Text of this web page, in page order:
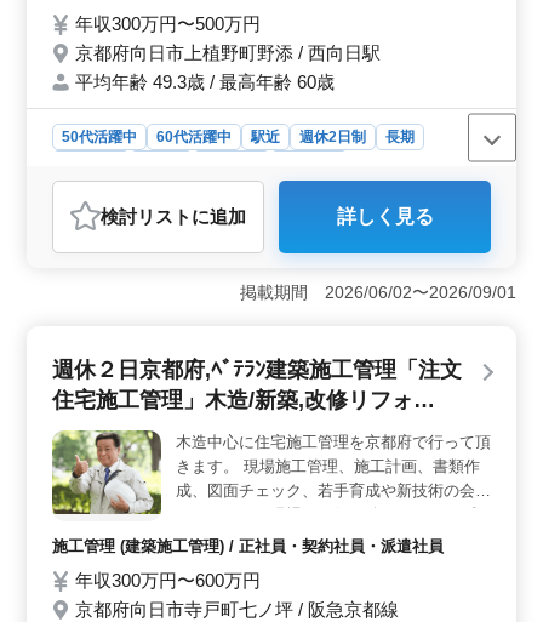
ン層採用積極的に行っております☆ アット
ホームな社労士事務所です！ まずお気軽に
お問い合わせください♪
年収300万円〜500万円
京都府向日市上植野町野添 / 西向日駅
平均年齢 49.3歳 / 最高年齢 60歳
50代活躍中 60代活躍中 駅近 週休2日制
長期
社労士事務所
おすすめポイント
＜スキル活かす＞ 社労士業務全般に携わり、経験を活
かせる環境です。社会保険手続きや給与計算、人材育成
相談まで多岐にわたり、専門スキルの幅広い発揮が期待
ス＞ 完全週休2日制で駅近です。アットホームな雰囲気
で働きやすい環境です。社会保険完備で安心感があり、
に採用されており、経験を活かし新たなステージで活躍
できます。 ＜働く喜び＞ 年齢に関係なく、ベテラ
ンの方々がアットホームに協力できます。助成金業務や
労務トラブル対応など、やりがいのある業務が充実して
います。向日市の社労士事務所で、地域社会に貢献し、
やりがいを感じながら働くことができます。
検討リスト に追加 詳しく見る
掲載期間 2026/06/02〜2026/09/01
週休２日京都府,ﾍﾞﾃﾗﾝ建築施工管理「注文
住宅施工管理」木造/新築,改修リフォ…
木造中心に住宅施工管理を京都府で行って頂
きます。 現場施工管理、施工計画、書類作
成、図面チェック、若手育成や新技術の会得
業月平均20時間程度、更に削減目指してお
年始、夏季、GW等休日 ・ブランクある方も
お気軽にご応募くださいませ。ﾍﾞﾃﾗﾝを求め
施工管理 (建築施工管理) / 正社員・契約社員・派遣社員
年収300万円〜600万円
京都府向日市寺戸町七ノ坪 / 阪急京都線